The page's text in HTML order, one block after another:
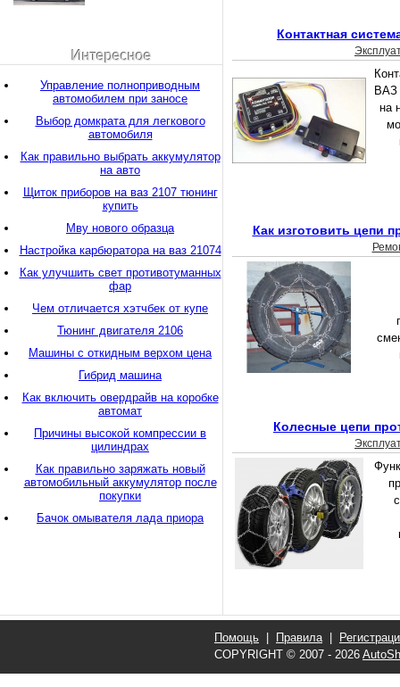
Контактная
ВАЗ
на
Как изготовить цепи
Колесные цепи
Интересное
Управление полноприводным
автомобилем при заносе
Выбор домкрата для легкового
автомобиля
Как правильно выбрать аккумулятор
на авто
Щиток приборов на ваз 2107 тюнинг
купить
Мву нового образца
Настройка карбюратора на ваз 21074
Как улучшить свет противотуманных
фар
Чем отличается хэтчбек от купе
Тюнинг двигателя 2106
Машины с откидным верхом цена
Гибрид машина
Как включить овердрайв на коробке
автомат
Причины высокой компрессии в
цилиндрах
Как правильно заряжать новый
автомобильный аккумулятор после
покупки
Бачок омывателя лада приора
Помощь Правила|
COPYRIGHT © 2007 - 2026